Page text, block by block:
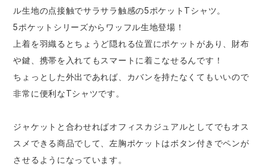
ル生地の点接触でサラサラ触感の5ポケットTシャツ。
5ポケットシリーズからワッフル生地登場！
上着を羽織るとちょうど隠れる位置にポケットがあり、財布
や鍵、携帯を入れてもスマートに着こなせるんです！
ちょっとした外出であれば、カバンを持たなくてもいいので
非常に便利なTシャツです。
ジャケットと合わせればオフィスカジュアルとしてでもオス
スメできる商品でして、左胸ポケットはボタン付きでペンが
させるようになっています。